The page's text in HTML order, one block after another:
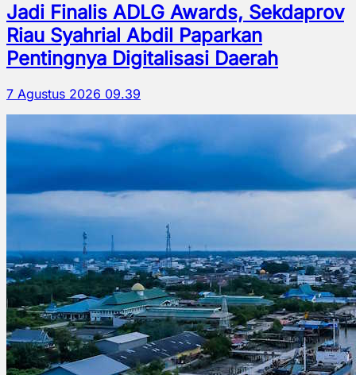
Jadi Finalis ADLG Awards, Sekdaprov
Riau Syahrial Abdil Paparkan
Pentingnya Digitalisasi Daerah
7 Agustus 2026 09.39